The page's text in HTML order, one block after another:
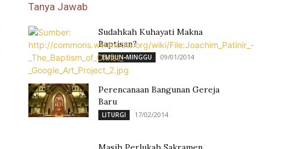
Tanya Jawab
Sudahkah Kuhayati Makna
Baptisan?
EMBUN-MINGGU 09/01/2014
Perencanaan Bangunan Gereja
Baru
LITURGI 17/02/2014